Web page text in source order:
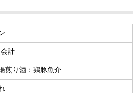
計
煎り酒：鶏豚魚介